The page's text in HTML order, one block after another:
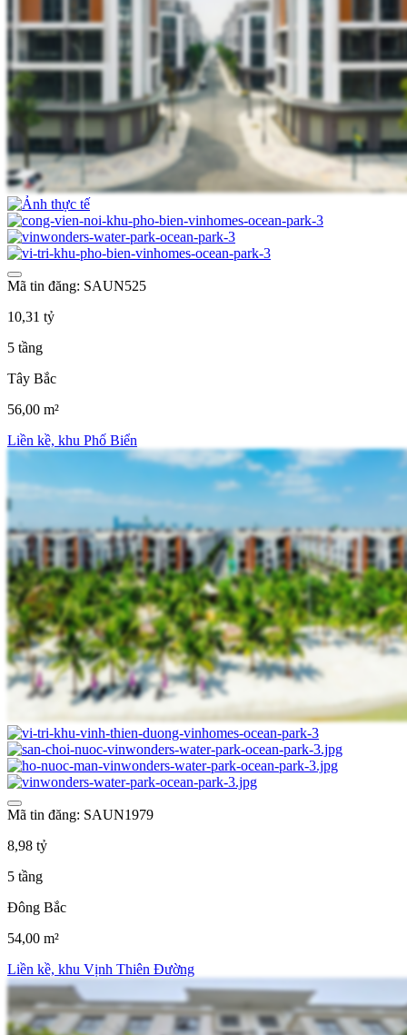
Mã tin đăng: SAUN525
10,31 tỷ
5 tầng
Tây Bắc
56,00 m²
Liền kề, khu Phố Biển
Mã tin đăng: SAUN1979
8,98 tỷ
5 tầng
Đông Bắc
54,00 m²
Liền kề, khu Vịnh Thiên Đường